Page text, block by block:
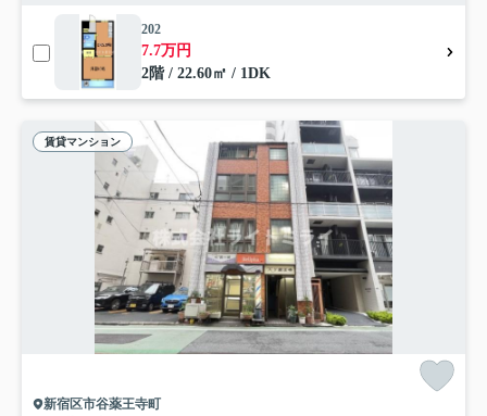
202
7.7万円
2階 / 22.60㎡ / 1DK
賃貸マンション
新宿区市谷薬王寺町